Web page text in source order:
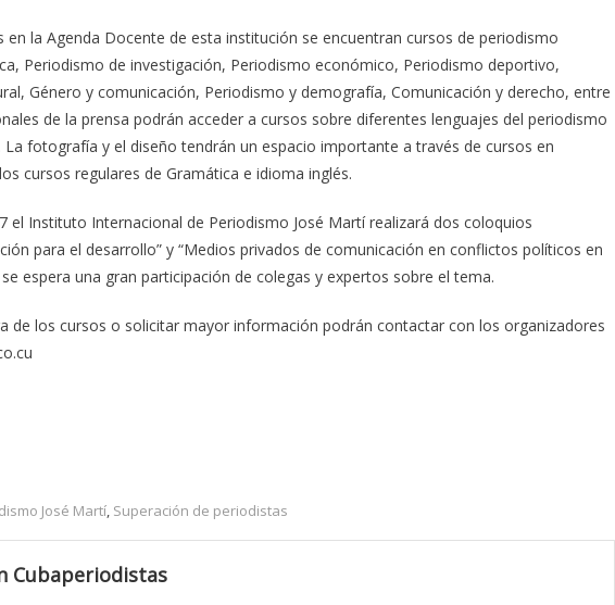
en la Agenda Docente de esta institución se encuentran cursos de periodismo
Periodismo de investigación, Periodismo económico, Periodismo deportivo,
Género y comunicación, Periodismo y demografía, Comunicación y derecho, entre
de la prensa podrán acceder a cursos sobre diferentes lenguajes del periodismo
fotografía y el diseño tendrán un espacio importante a través de cursos en
cursos regulares de Gramática e idioma inglés.
el Instituto Internacional de Periodismo José Martí realizará dos coloquios
para el desarrollo” y “Medios privados de comunicación en conflictos políticos en
espera una gran participación de colegas y expertos sobre el tema.
de los cursos o solicitar mayor información podrán contactar con los organizadores
José Martí, Superación de periodistas
Cubaperiodistas